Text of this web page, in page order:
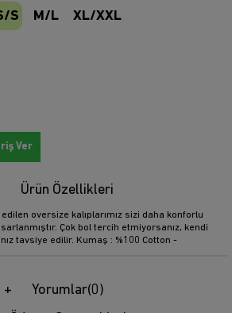
S M/L XL/XXL
Ver
Ürün Özellikleri
oversize kalıplarımız sizi daha konforlu
Çok bol tercih etmiyorsanız, kendi
tavsiye edilir. Kumaş : %100 Cotton -
Yorumlar(0)